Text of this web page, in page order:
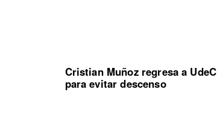
Cristian Muñoz regresa a UdeC
para evitar descenso